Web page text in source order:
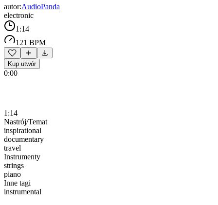
autor:AudioPanda
electronic
1:14
121 BPM
Kup utwór
0:00
1:14
Nastrój/Temat
inspirational
documentary
travel
Instrumenty
strings
piano
Inne tagi
instrumental